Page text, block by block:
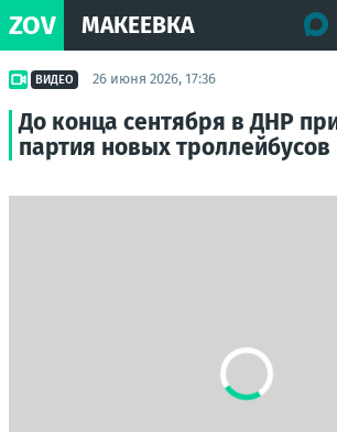
ZOV МАКЕЕВКА
ВИДЕО 26 июня 2026, 17:36
До конца сентября в ДНР
партия новых троллейбусов